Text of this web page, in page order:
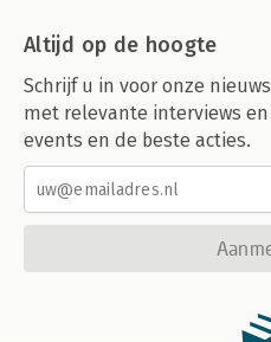
Altijd op de hoogte
Schrijf u in voor onze
met relevante interviews
events en de beste acties.